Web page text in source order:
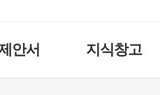
안서 지식창고